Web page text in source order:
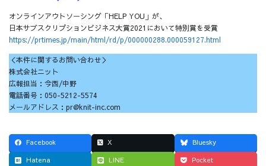
オンラインアウトソーシング「HELP YOU」が、
日本サブスクリプションビジネス大賞2021において特別賞を受賞
https://prtimes.jp/main/html/rd/p/000000288.000059127.html
＜本件に関するお問い合わせ＞
株式会社ニット
広報担当：今西/中野
電話番号：050-5212-5574
メールアドレス：pr@knit-inc.com
Facebook X
Bluesky
Hatena
LINE Pocket